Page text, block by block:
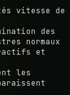
vitesse de
des
normaux
et
les